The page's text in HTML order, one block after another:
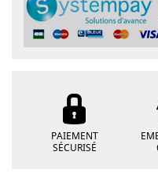
PAIEMENT
SÉCURISÉ